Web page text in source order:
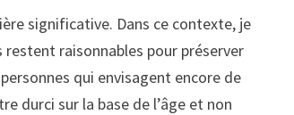
significative. Dans ce contexte, je
raisonnables pour préserver
qui envisagent encore de
durci sur la base de l’âge et non